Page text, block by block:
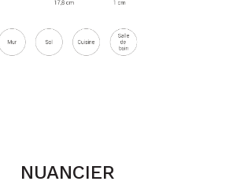
NUANCIER